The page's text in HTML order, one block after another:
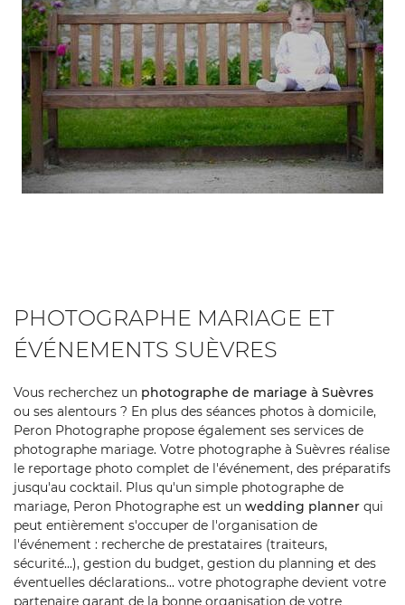
REJOIGNEZ-
PHOTOGRAPHE MARIAGE ET
ÉVÉNEMENTS SUÈVRES
Vous recherchez un photographe de mariage à Suèvres
ou ses alentours ? En plus des séances photos à domicile,
Peron Photographe propose également ses services de
photographe mariage. Votre photographe à Suèvres réalise
le reportage photo complet de l'événement, des préparatifs
jusqu'au cocktail. Plus qu'un simple photographe de
mariage, Peron Photographe est un wedding planner qui
peut entièrement s'occuper de l'organisation de
l'événement : recherche de prestataires (traiteurs,
sécurité...), gestion du budget, gestion du planning et des
éventuelles déclarations... votre photographe devient votre
partenaire garant de la bonne organisation de votre